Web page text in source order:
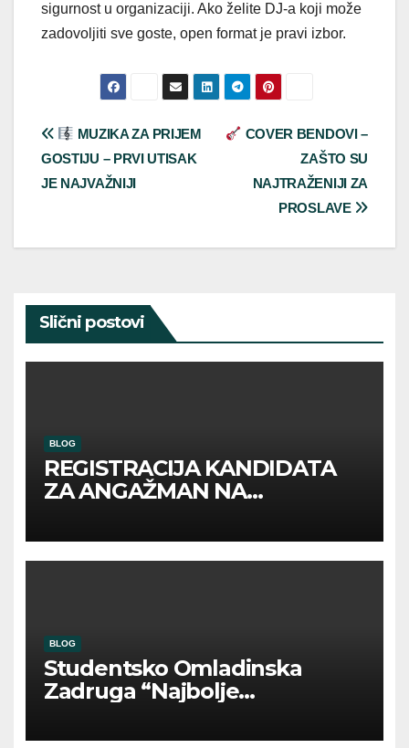
sigurnost u organizaciji. Ako želite DJ-a koji može
zadovoljiti sve goste, open format je pravi izbor.
Post
navigation
COVER BENDOVI –
ZAŠTO SU
NAJTRAŽENIJI ZA
PROSLAVE
MUZIKA ZA PRIJEM
GOSTIJU – PRVI UTISAK
JE NAJVAŽNIJI
Slični postovi
BLOG
REGISTRACIJA KANDIDATA
ZA ANGAŽMAN NA
BLOG
Studentsko Omladinska
Zadruga “Najbolje